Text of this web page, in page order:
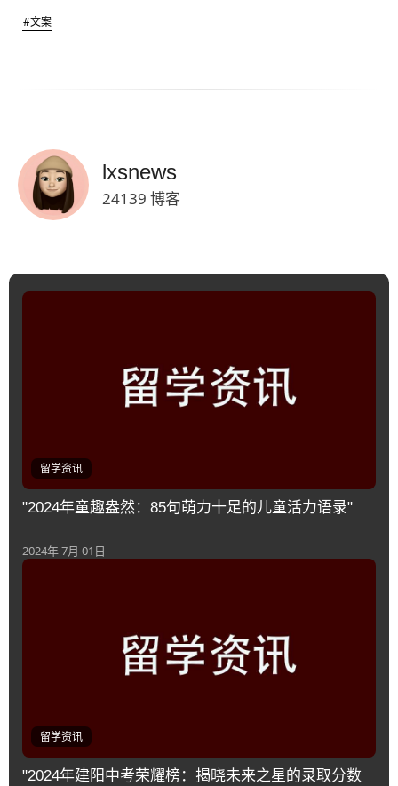
#文案
lxsnews
24139 博客
留学资讯
"2024年童趣盎然：85句萌力十足的儿童活力语录"
2024年 7月 01日
留学资讯
"2024年建阳中考荣耀榜：揭晓未来之星的录取分数